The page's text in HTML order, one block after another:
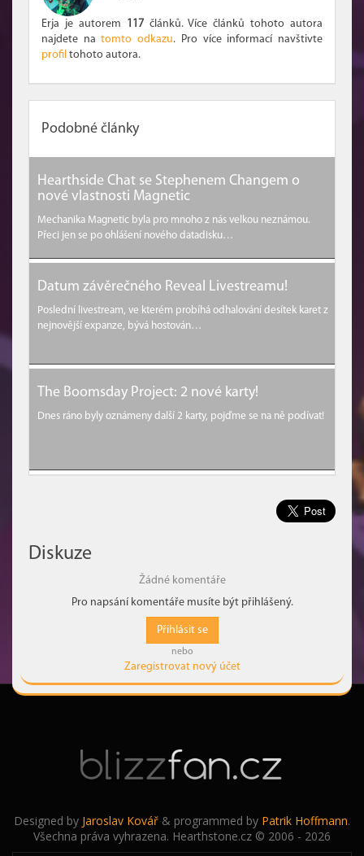
Erja je autorem 117článků. Více článků tohoto autora
najdete natomto odkazu. Pro více informací navštivte
profil tohoto autora.
Podobné články
Hearthside Chat se Stephenem Changem o
nové vlastnosti Magnetic
Mechanika Magnetic byla pro mnoho z nás velkou neznámou.
Přeci jen se po ohlášení nového datadisku…
Datum závěrečného Reveal Livestreamu!
Poslední livestream, ve kterém probíhá odhalování desítek karet z
nejnovější expanze, bývá hostován…
The Boomsday Project: 2 nové karty!
Dnes ráno byly oznámeny další 2 karty, pojďme se na ně podívat!
Diskuze
Žádné komentáře
Pro napsání komentáře musíte být přihlášený.
Přihlásit se
nebo
Zaregistrovat nový účet
Designed by Jaroslav Kovář & programmed by Patrik Hoffmann.
Všechna práva vyhrazena. Hearthstone.cz © 2006 - 2026